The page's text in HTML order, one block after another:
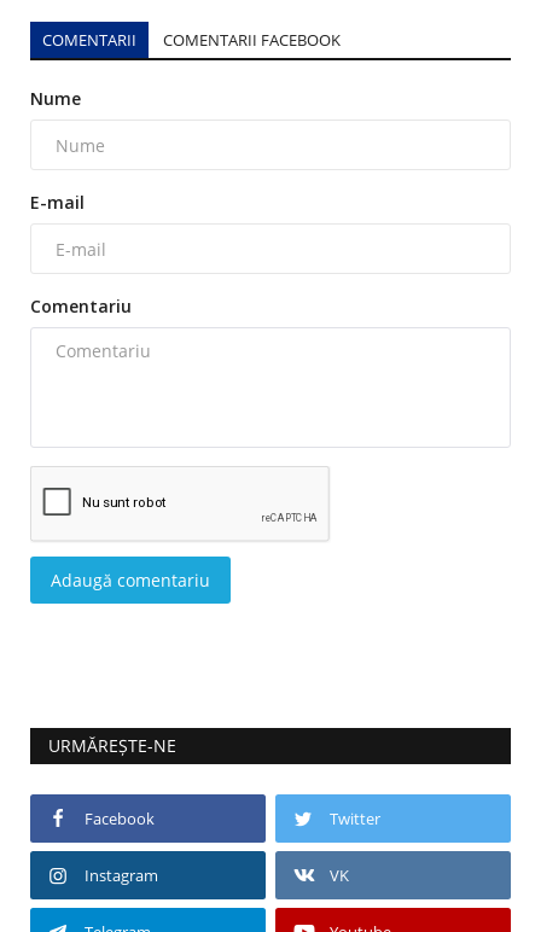
COMENTARII COMENTARII FACEBOOK
Nume
E-mail
Comentariu
Adaugă comentariu
URMĂREȘTE-NE
Facebook Twitter
Instagram VK